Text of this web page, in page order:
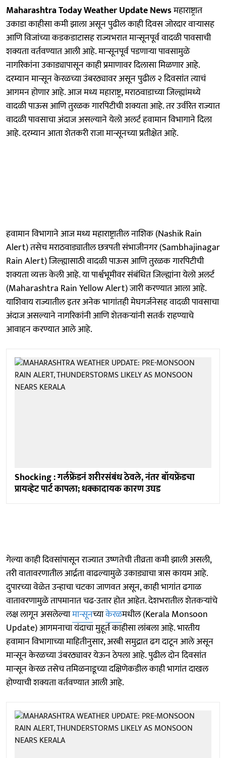
Maharashtra Today Weather Update Newsमहाराष्ट्रात
उकाडा काहीसा कमी झाला असून पुढील काही दिवस जोरदार वाऱ्यासह
आणि विजांच्या कडकडाटासह राज्यभरात मान्सूनपूर्व वादळी पावसाची
शक्यता वर्तवण्यात आली आहे. मान्सूनपूर्व पडणाऱ्या पावसामुळे
नागरिकांना उकाड्यापासून काही प्रमाणावर दिलासा मिळणार आहे.
दरम्यान मान्सून केरळच्या उंबरठ्यावर असून पुढील २ दिवसांत त्याचं
आगमन होणार आहे. आज मध्य महाराष्ट्र, मराठवाडाच्या जिल्ह्यांमध्ये
वादळी पाऊस आणि तुरळक गारपिटीची शक्यता आहे. तर उर्वरित राज्यात
वादळी पावसाचा अंदाज असल्याने येलो अलर्ट हवामान विभागाने दिला
आहे. दरम्यान आता शेतकरी राजा मान्सूनच्या प्रतीक्षेत आहे.
हवामान विभागाने आज मध्य महाराष्ट्रातील नाशिक (Nashik Rain
Alert) तसेच मराठवाड्यातील छत्रपती संभाजीनगर (Sambhajinagar
Rain Alert) जिल्ह्यासाठी वादळी पाऊस आणि तुरळक गारपिटीची
शक्यता व्यक्त केली आहे. या पार्श्वभूमीवर संबंधित जिल्ह्यांना येलो अलर्ट
(Maharashtra Rain Yellow Alert) जारी करण्यात आला आहे.
याशिवाय राज्यातील इतर अनेक भागांतही मेघगर्जनेसह वादळी पावसाचा
अंदाज असल्याने नागरिकांनी आणि शेतकऱ्यांनी सतर्क राहण्याचे
आवाहन करण्यात आले आहे.
Shocking : गर्लफ्रेंडनं शरीरसंबंध ठेवले, नंतर बॉयफ्रेंडचा
प्रायव्हेट पार्ट कापला; धक्कादायक कारण उघड
गेल्या काही दिवसांपासून राज्यात उष्णतेची तीव्रता कमी झाली असली,
तरी वातावरणातील आर्द्रता वाढल्यामुळे उकाड्याचा त्रास कायम आहे.
दुपारच्या वेळेत उन्हाचा चटका जाणवत असून, काही भागांत ढगाळ
वातावरणामुळे तापमानात चढ-उतार होत आहेत. देशभरातील शेतकऱ्यांचे
लक्ष लागून असलेल्यामान्सूनच्याकेरळमधील (Kerala Monsoon
Update) आगमनाचा यंदाचा मुहूर्त काहीसा लांबला आहे. भारतीय
हवामान विभागाच्या माहितीनुसार, अरबी समुद्रात ढग दाटून आले असून
मान्सून केरळच्या उंबरठ्यावर येऊन ठेपला आहे. पुढील दोन दिवसांत
मान्सून केरळ तसेच तमिळनाडूच्या दक्षिणेकडील काही भागांत दाखल
होण्याची शक्यता वर्तवण्यात आली आहे.